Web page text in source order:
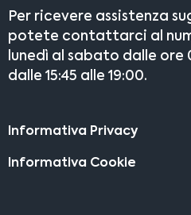
Per ricevere assistenza
potete contattarci al
lunedì al sabato dalle ore
dalle 15:45 alle 19:00.
Informativa Privacy
Informativa Cookie